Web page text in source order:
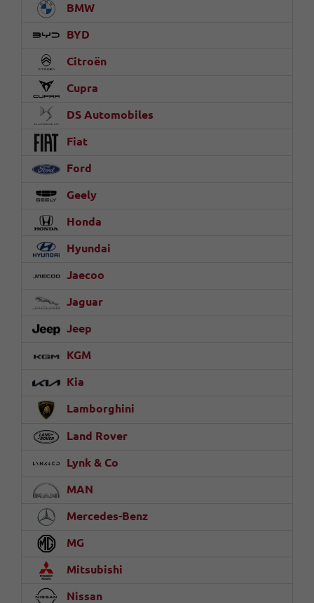
BMW
BYD
Citroën
Cupra
DS Automobiles
Fiat
Ford
Geely
Honda
Hyundai
Jaecoo
Jaguar
Jeep
KGM
Kia
Lamborghini
Land Rover
Lynk & Co
MAN
Mercedes-Benz
MG
Mitsubishi
Nissan